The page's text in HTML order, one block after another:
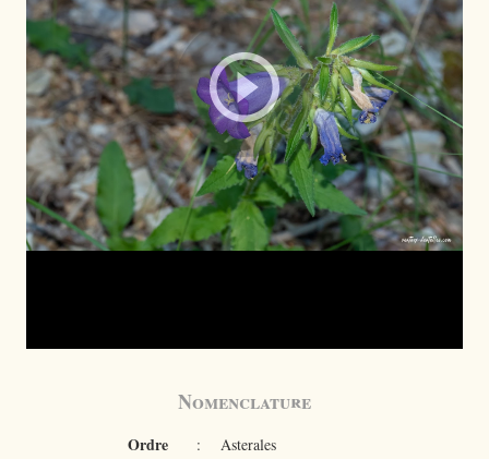
Nomenclature
Ordre : Asterales